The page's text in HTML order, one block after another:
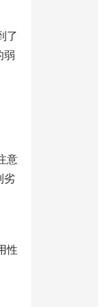
了
弱
意
劣
性